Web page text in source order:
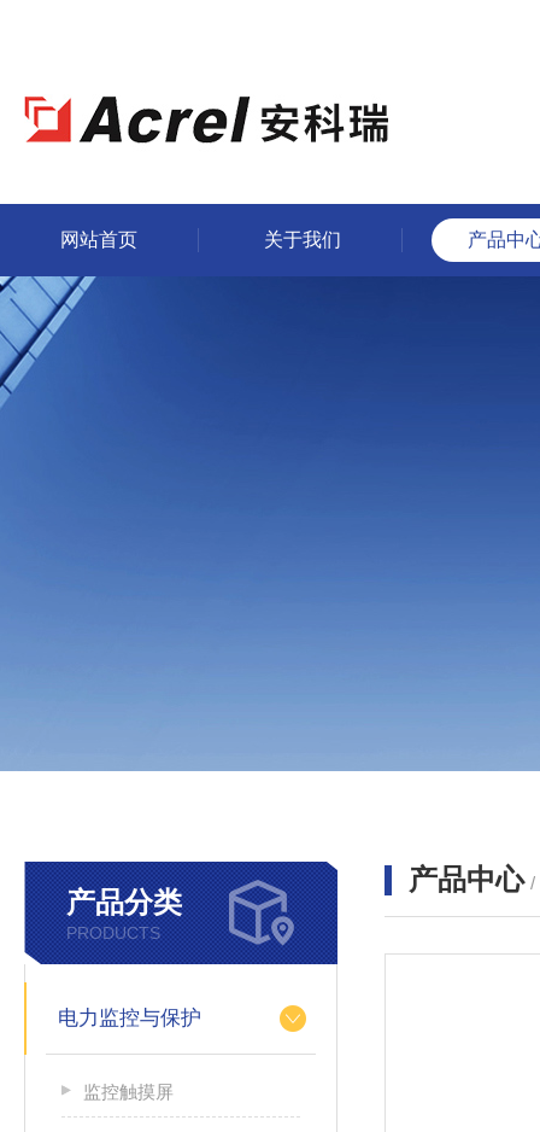
网站首页 关于我们 产品中
产品分类
PRODUCTS
电力监控与保护
监控触摸屏
产品中心 /